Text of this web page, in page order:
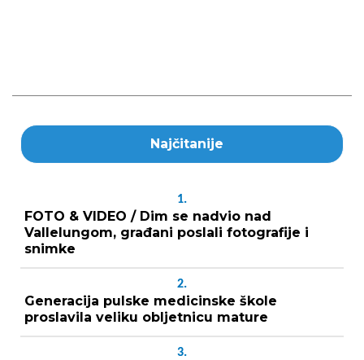
Najčitanije
1.
FOTO & VIDEO / Dim se nadvio nad
Vallelungom, građani poslali fotografije i
snimke
2.
Generacija pulske medicinske škole
proslavila veliku obljetnicu mature
3.